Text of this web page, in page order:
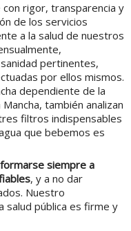
rigor, transparencia y
de los servicios
a la salud de nuestros
pertinentes,
por ellos mismos.
dependiente de la
también analizan
filtros indispensables
que bebemos es
siempre a
, y a no dar
Nuestro
salud pública es firme y